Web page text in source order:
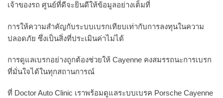
เจ้าของรถ ศูนย์ที่ดีจะยินดีให้ข้อมูลอย่างเต็มที่
การให้ความสำคัญกับระบบเบรกเทียบเท่ากับการลงทุนในความ
ปลอดภัย ซึ่งเป็นสิ่งที่ประเมินค่าไม่ได้
การดูแลเบรกอย่างถูกต้องช่วยให้ Cayenne คงสมรรถนะการเบรก
ที่มั่นใจได้ในทุกสถานการณ์
ที่ Doctor Auto Clinic เราพร้อมดูแลระบบเบรค Porsche Cayenne